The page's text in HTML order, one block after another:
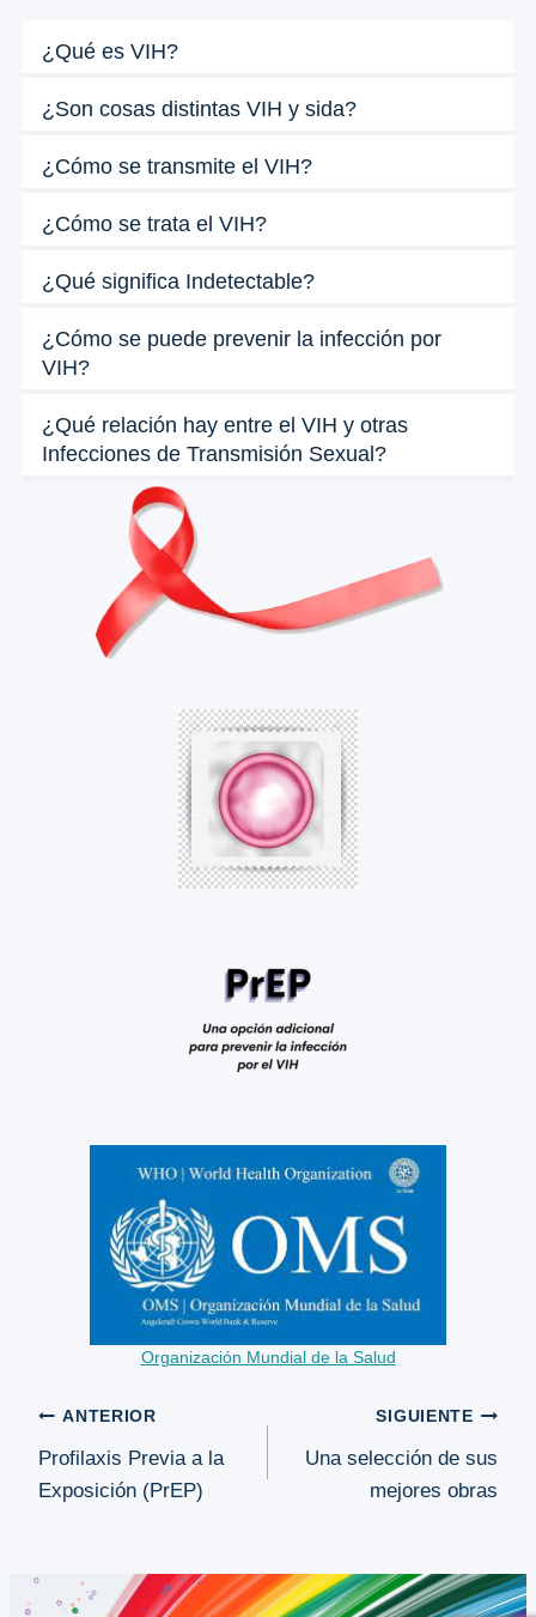
¿Qué es VIH?
¿Son cosas distintas VIH y sida?
¿Cómo se transmite el VIH?
¿Cómo se trata el VIH?
¿Qué significa Indetectable?
¿Cómo se puede prevenir la infección por
VIH?
¿Qué relación hay entre el VIH y otras
Infecciones de Transmisión Sexual?
Organización Mundial de la Salud
Navegación
de
ANTERIOR
Profilaxis Previa a la
Exposición (PrEP)
SIGUIENTE
Una selección de sus
mejores obras